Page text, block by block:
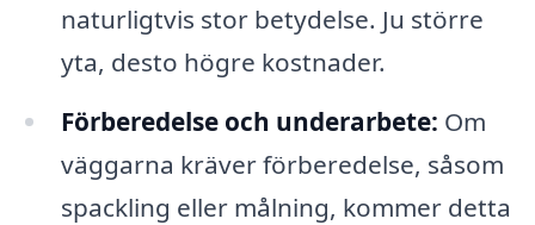
naturligtvis stor betydelse. Ju större
yta, desto högre kostnader.
Förberedelse och underarbete: Om
väggarna kräver förberedelse, såsom
spackling eller målning, kommer detta